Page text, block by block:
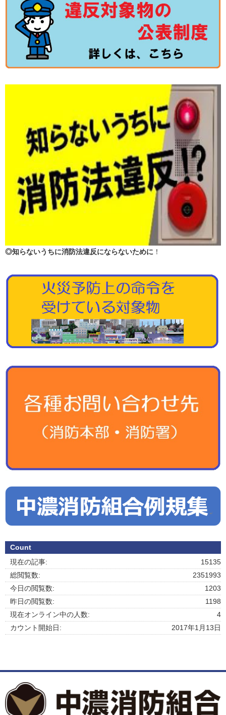
◎知らないうちに消防法違反にならないために ！
Count
15135
現在の記事:
2351993
総閲覧数:
1203
今日の閲覧数:
1198
昨日の閲覧数:
4
現在オンライン中の人数:
2017年1月13日
カウント開始日: